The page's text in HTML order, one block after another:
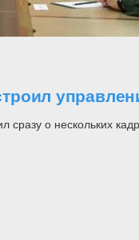
о нескольких